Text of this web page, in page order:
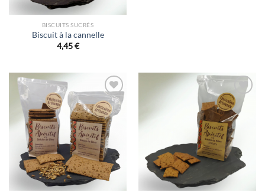
BISCUITS SUCRÉS
Biscuit à la cannelle
4,45€
Ajouter
à la liste
d’envies
Ajouter
à la liste
d’envies